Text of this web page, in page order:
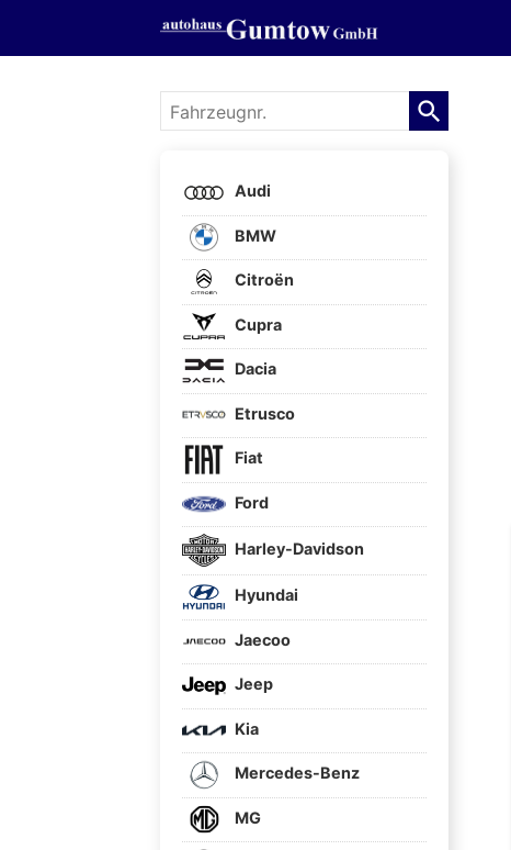
Fahrzeugnr.
Audi
BMW
Citroën
Cupra
Dacia
Etrusco
Fiat
Ford
Harley-Davidson
Hyundai
Jaecoo
Jeep
Kia
Mercedes-Benz
MG